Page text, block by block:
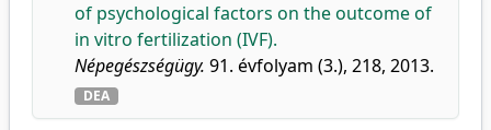
of psychological factors on the outcome of
in vitro fertilization (IVF).
Népegészségügy. 91. évfolyam (3.), 218, 2013.
DEA